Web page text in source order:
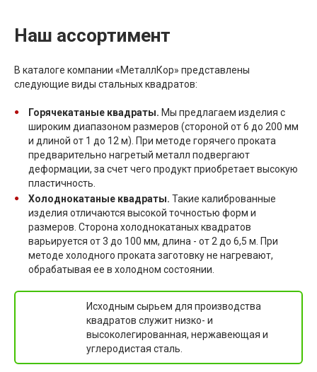
Наш ассортимент
В каталоге компании «МеталлКор» представлены
следующие виды стальных квадратов:
Горячекатаные квадраты. Мы предлагаем изделия с
широким диапазоном размеров (стороной от 6 до 200 мм
и длиной от 1 до 12 м). При методе горячего проката
предварительно нагретый металл подвергают
деформации, за счет чего продукт приобретает высокую
пластичность.
Холоднокатаные квадраты. Такие калиброванные
изделия отличаются высокой точностью форм и
размеров. Сторона холоднокатаных квадратов
варьируется от 3 до 100 мм, длина - от 2 до 6,5 м. При
методе холодного проката заготовку не нагревают,
обрабатывая ее в холодном состоянии.
Исходным сырьем для производства
квадратов служит низко- и
высоколегированная, нержавеющая и
углеродистая сталь.